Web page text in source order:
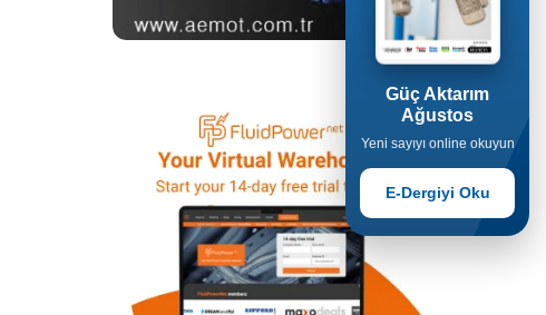
Güç Aktarım
Ağustos
Yeni sayıyı online okuyun
E-Dergiyi Oku